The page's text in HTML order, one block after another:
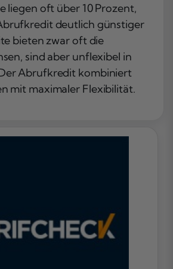
liegen oft über 10 Prozent,
deutlich günstiger
bieten zwar oft die
sind aber unflexibel in
Abrufkredit kombiniert
mit maximaler Flexibilität.